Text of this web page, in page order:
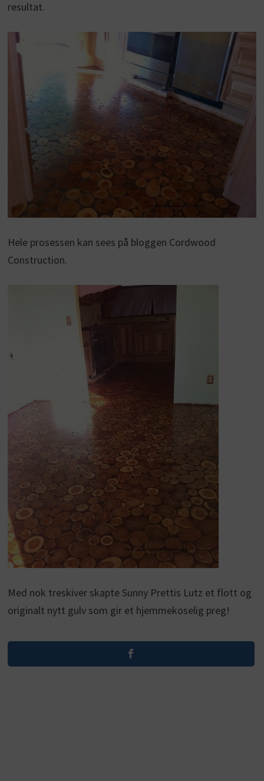
resultat.
Hele prosessen kan sees på bloggen Cordwood
Construction.
Med nok treskiver skapte Sunny Prettis Lutz et flott og
originalt nytt gulv som gir et hjemmekoselig preg!